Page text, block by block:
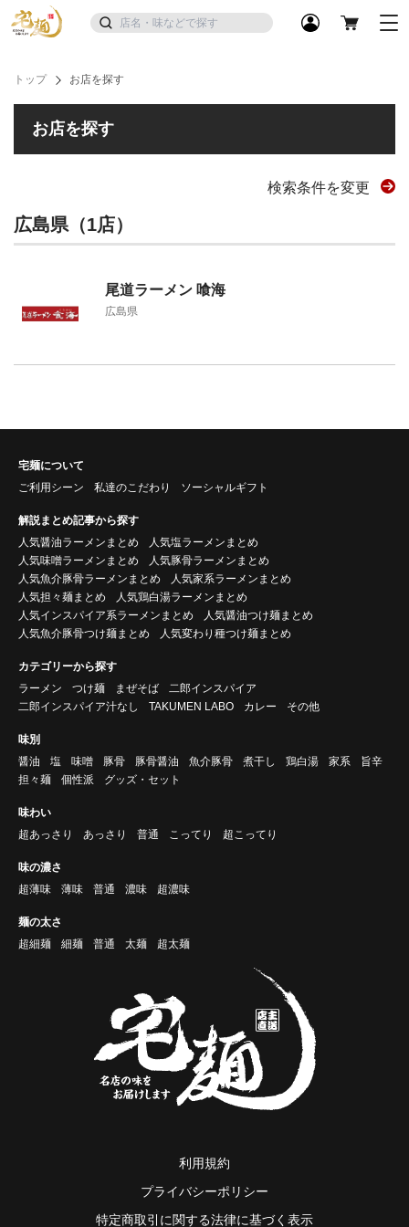
トップ お店を探す
お店を探す
検索条件を変更
広島県（1店）
尾道ラーメン 喰海
広島県
宅麺について
ご利用シーン
私達のこだわり ソーシャルギフト
解説まとめ記事から探す
人気醤油ラーメンまとめ
人気塩ラーメンまとめ
人気味噌ラーメンまとめ
人気豚骨ラーメンまとめ
人気魚介豚骨ラーメンまとめ
人気家系ラーメンまとめ
人気担々麺まとめ
人気鶏白湯ラーメンまとめ
人気インスパイア系ラーメンまとめ
人気醤油つけ麺まとめ
人気魚介豚骨つけ麺まとめ
人気変わり種つけ麺まとめ
カテゴリーから探す
ラーメン
つけ麺 まぜそば
二郎インスパイア
二郎インスパイア汁なし
TAKUMEN LABO カレー その他
味別
醤油
塩 味噌 豚骨 豚骨醤油 魚介豚骨 煮干し 鶏白湯 家系
旨辛
担々麺
個性派 グッズ・セット
味わい
超あっさり
あっさり 普通 こってり 超こってり
味の濃さ
超薄味
薄味 普通 濃味 超濃味
麺の太さ
超細麺
細麺 普通 太麺 超太麺
利用規約
プライバシーポリシー
特定商取引に関する法律に基づく表示